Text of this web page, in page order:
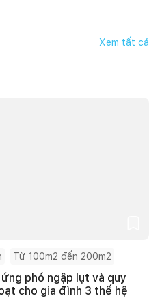
Xem tất cả
Từ 100m2 đến 200m2
phó ngập lụt và quy
cho gia đình 3 thế hệ